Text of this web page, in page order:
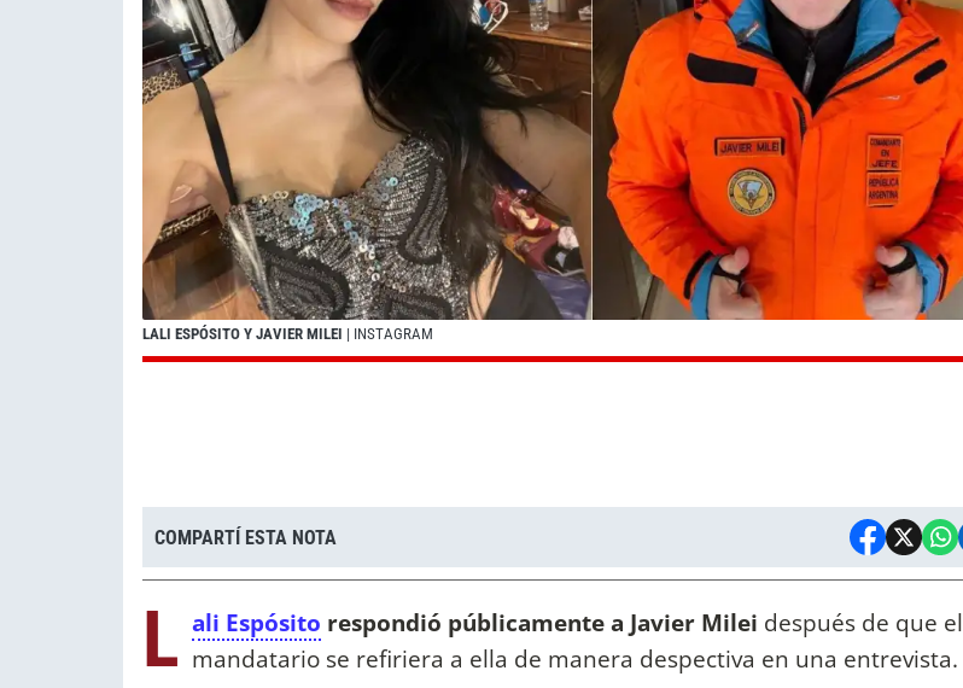
LALI ESPÓSITO Y JAVIER MILEI | INSTAGRAM
COMPARTÍ ESTA NOTA
L ali Espósito respondió públicamente a Javier Milei después de que el
mandatario se refiriera a ella de manera despectiva en una entrevista.